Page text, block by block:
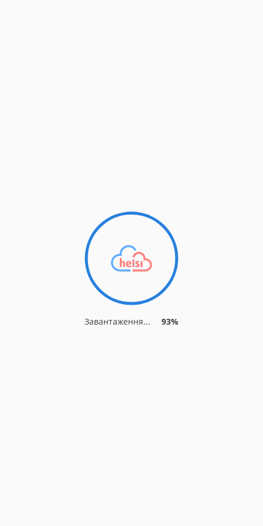
Завантаження... 93%